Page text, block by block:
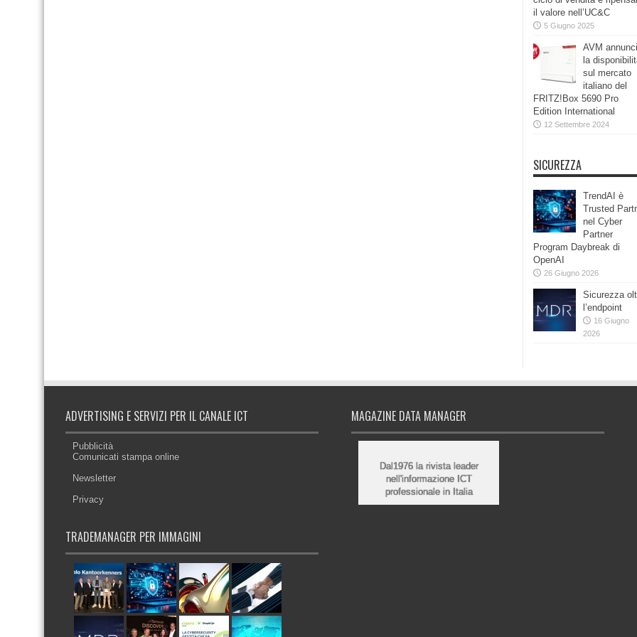
il valore nell’UC&C
5 Giugno 2025
AVM
la
sul mercato
italiano del
FRITZ!Box 5690 Pro
Edition International
12 Settembre 2024
SICUREZZA
TrendAI è
Trusted
nel Cyber
Partner
Program Daybreak di
OpenAI
26 Giugno 2026
Sicurezza
l’endpoint
16 Giugno
2026
ADVERTISING E SERVIZI PER IL CANALE ICT
Pubblicità
Comunicati stampa online
Newsletter
Privacy
TRADEMANAGER PER IMMAGINI
MAGAZINE DATA MANAGER
Dal1976 la rivista leader
nell'informazione ICT
professionale in Italia